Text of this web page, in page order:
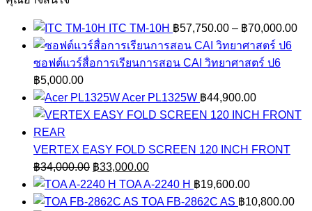
การ
เรียน
การ
สอน
ชิ้น
ITC TM-10H ฿57,750.00 – ฿70,000.00
ซอฟต์แวร์สื่อการเรียนการสอน CAI วิทยาศาสตร์ ป6
฿5,000.00
Acer PL1325W ฿44,900.00
VERTEX EASY FOLD SCREEN 120 INCH FRONT
฿34,000.00 Original
price
was:
฿33,000.00Current
price
is:
TOA A-2240 H ฿19,600.00
TOA FB-2862C AS ฿10,800.00